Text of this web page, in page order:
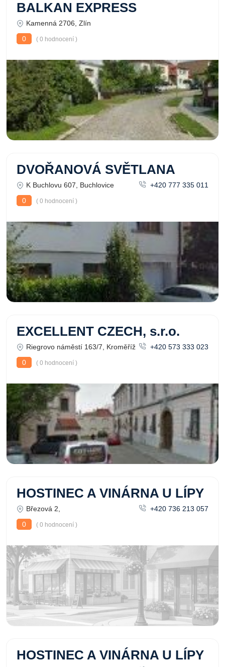
BALKAN EXPRESS
Kamenná 2706, Zlín
0
( 0 hodnocení )
DVOŘANOVÁ SVĚTLANA
K Buchlovu 607, Buchlovice
+420 777 335 011
0
( 0 hodnocení )
EXCELLENT CZECH, s.r.o.
Riegrovo náměstí 163/7, Kroměříž
+420 573 333 023
0
( 0 hodnocení )
HOSTINEC A VINÁRNA U LÍPY
Březová 2,
+420 736 213 057
0
( 0 hodnocení )
HOSTINEC A VINÁRNA U LÍPY